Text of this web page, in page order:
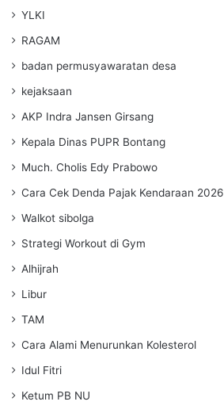
YLKI
RAGAM
badan permusyawaratan desa
kejaksaan
AKP Indra Jansen Girsang
Kepala Dinas PUPR Bontang
Much. Cholis Edy Prabowo
Cara Cek Denda Pajak Kendaraan 2026
Walkot sibolga
Strategi Workout di Gym
Alhijrah
Libur
TAM
Cara Alami Menurunkan Kolesterol
Idul Fitri
Ketum PB NU